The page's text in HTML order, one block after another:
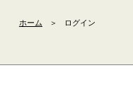
ホーム ＞ ログイン